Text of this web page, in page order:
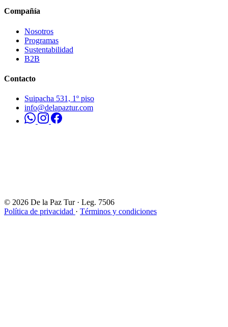
Compañía
Nosotros
Programas
Sustentabilidad
B2B
Contacto
Suipacha 531, 1º piso
info@delapaztur.com
© 2026 De la Paz Tur · Leg. 7506
Política de privacidad · Términos y condiciones